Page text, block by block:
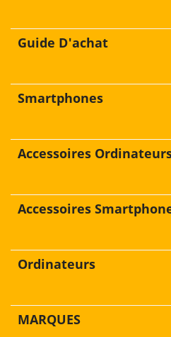
Guide D'achat
Smartphones
Accessoires
Accessoires
Ordinateurs
MARQUES